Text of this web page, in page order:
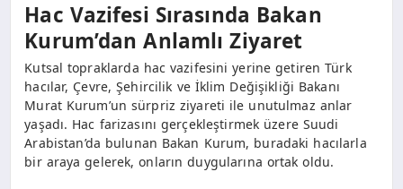
Hac Vazifesi Sırasında Bakan
Kurum’dan Anlamlı Ziyaret
Kutsal topraklarda hac vazifesini yerine getiren Türk
hacılar, Çevre, Şehircilik ve İklim Değişikliği Bakanı
Murat Kurum’un sürpriz ziyareti ile unutulmaz anlar
yaşadı. Hac farizasını gerçekleştirmek üzere Suudi
Arabistan’da bulunan Bakan Kurum, buradaki hacılarla
bir araya gelerek, onların duygularına ortak oldu.